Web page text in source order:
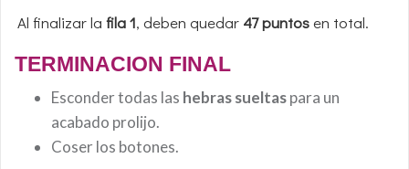
Al finalizar la fila 1, deben quedar 47 puntosen total.
TERMINACION FINAL
Esconder todas las hebras sueltaspara un
acabado prolijo.
Coser los botones.